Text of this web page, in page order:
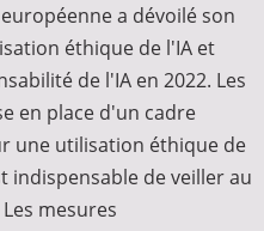
a dévoilé son
éthique de l'IA et
de l'IA en 2022. Les
en place d'un cadre
une utilisation éthique de
indispensable de veiller au
mesures